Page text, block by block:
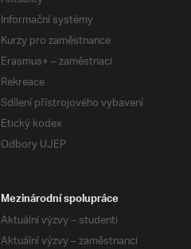
Informační systémy
Kurzy pro zaměstnance
Erasmus+ – zaměstnaci
Rekreace
Sdílení přístrojového vybavení
Etický kodex
Odbory UJEP
Mezinárodní spolupráce
Aktuální výzvy – studenti
Aktuální výzvy – zaměstnanci